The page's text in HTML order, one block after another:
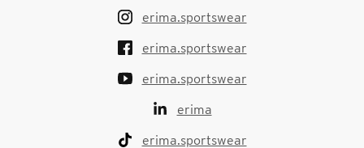
erima.sportswear
erima.sportswear
erima.sportswear
erima
erima.sportswear